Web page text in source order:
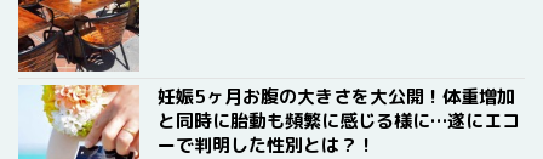
妊娠5ヶ月お腹の大きさを大公開！体重増加
と同時に胎動も頻繁に感じる様に…遂にエコ
ーで判明した性別とは？！